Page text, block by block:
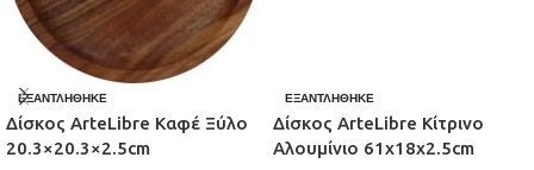
ΕΞΑΝΤΛΉΘΗΚΕ
Δίσκος ArteLibre Καφέ Ξύλο
20.3×20.3×2.5cm
ΕΞΑΝΤΛΉΘΗΚΕ
Δίσκος ArteLibre Κίτρινο
Αλουμίνιο 61x18x2.5cm